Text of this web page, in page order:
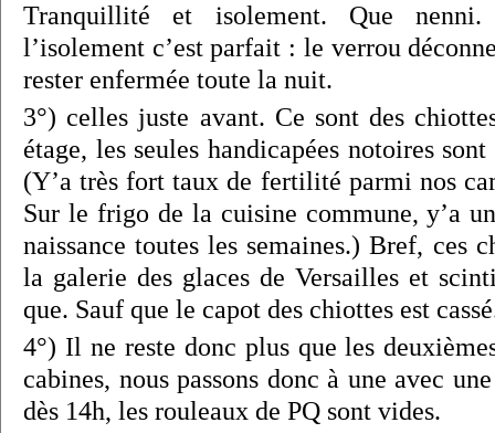
Tranquillité et isolement. Que
l’isolement c’est parfait : le verrou
rester enfermée toute la nuit.
3°) celles juste avant. Ce sont des
étage, les seules handicapées notoires
(Y’a très fort taux de fertilité parmi nos
Sur le frigo de la cuisine commune, y’a
naissance toutes les semaines.) Bref, ces
la galerie des glaces de Versailles et
que. Sauf que le capot des chiottes est
4°) Il ne reste donc plus que les
cabines, nous passons donc à une avec
dès 14h, les rouleaux de PQ sont vides.